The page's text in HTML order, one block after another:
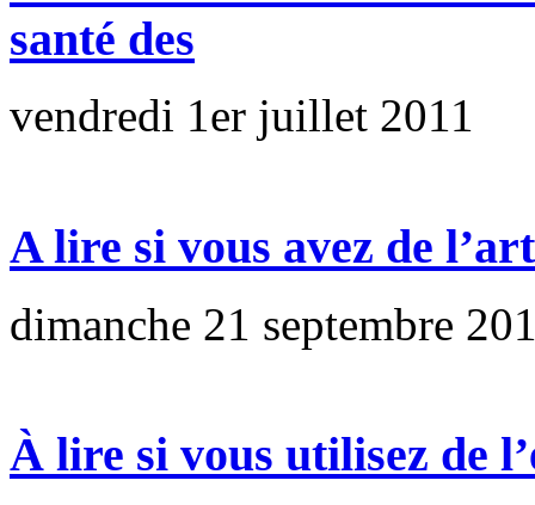
santé des
vendredi 1er juillet 2011
A lire si vous avez de
dimanche 21 septembre
À lire si vous utilisez de